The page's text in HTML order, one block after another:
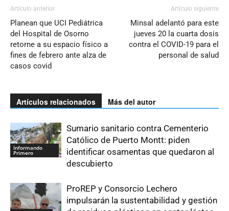
Artículo anterior
Planean que UCI Pediátrica
del Hospital de Osorno
retorne a su espacio físico a
fines de febrero ante alza de
casos covid
Artículo siguiente
Minsal adelantó para este
jueves 20 la cuarta dosis
contra el COVID-19 para el
personal de salud
Artículos relacionados Más del autor
Informando
Primero
Sumario sanitario contra Cementerio
Católico de Puerto Montt: piden
identificar osamentas que quedaron al
descubierto
ProREP y Consorcio Lechero
impulsarán la sustentabilidad y gestión